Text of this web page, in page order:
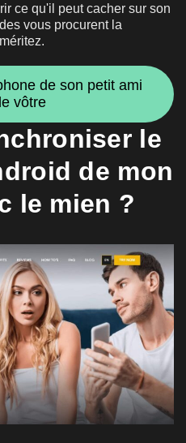
ce qu'il peut cacher sur son
vous procurent la
de son petit ami
vôtre
le
de mon
le mien ?